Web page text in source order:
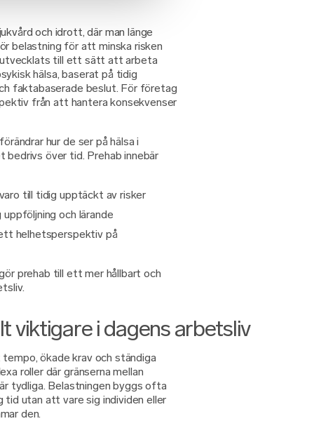
och idrott, där man länge
belastning för att minska risken
utvecklats till ett sätt att arbeta
hälsa, baserat på tidig
faktabaserade beslut. För företag
från att hantera konsekvenser
hur de ser på hälsa i
bedrivs över tid. Prehab innebär
till tidig upptäckt av risker
och lärande
helhetsperspektiv på
prehab till ett mer hållbart och
viktigare i dagens arbetsliv
ökade krav och ständiga
roller där gränserna mellan
tydliga. Belastningen byggs ofta
tid utan att vare sig individen eller
den.